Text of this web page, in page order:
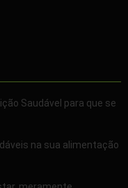
Saudável para que se
na sua alimentação